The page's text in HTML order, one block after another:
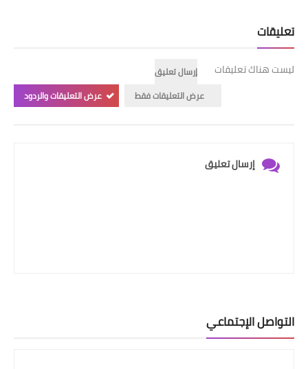
تعليقات
ليست هناك تعليقات
إرسال تعليق
عرض التعليقات فقط
عرض التعليقات والردود
إرسال تعليق
التواصل الإجتماعي